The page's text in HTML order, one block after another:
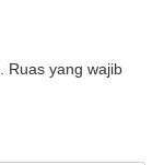
Ruas yang wajib